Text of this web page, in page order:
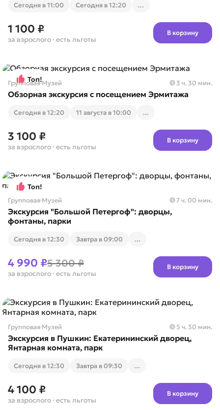
Cегодня в 11:00 Cегодня в 12:20 ...
1 100 ₽
за взрослого · есть льготы
В корзину
Топ!
Групповая·Музей 3 ч. 30 мин.
Обзорная экскурсия с посещением Эрмитажа
Cегодня в 12:20 11 августа в 10:00 ...
3 100 ₽
за взрослого · есть льготы
В корзину
Топ!
Групповая·Музей 7 ч. 00 мин.
Экскурсия "Большой Петергоф": дворцы,
фонтаны, парки
Cегодня в 12:30 Завтра в 09:00 ...
4 990 ₽5 300 ₽
за взрослого · есть льготы
В корзину
Групповая·Музей 5 ч. 30 мин.
Экскурсия в Пушкин: Екатерининский дворец,
Янтарная комната, парк
Cегодня в 12:30 Завтра в 09:30 ...
4 100 ₽
за взрослого · есть льготы
В корзину